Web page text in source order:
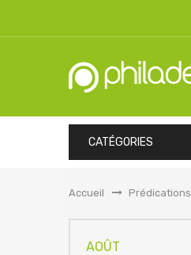
CATÉGORIES
Accueil &gt;Prédications
AOÛT